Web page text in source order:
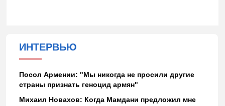
ИНТЕРВЬЮ
Посол Армении: "Мы никогда не просили другие
страны признать геноцид армян"
Михаил Новахов: Когда Мамдани предложил мне